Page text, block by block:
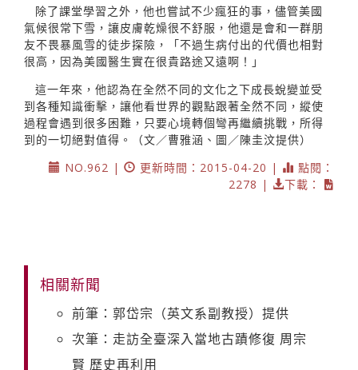
除了課堂學習之外，他也嘗試不少瘋狂的事，儘管美國
氣候很常下雪，讓皮膚乾燥很不舒服，他還是會和一群朋
友不畏暴風雪的徒步探險，「不過生病付出的代價也相對
很高，因為美國醫生實在很貴路途又遠啊！」
這一年來，他認為在全然不同的文化之下成長蛻變並受
到各種知識衝擊，讓他看世界的觀點跟著全然不同，縱使
過程會遇到很多困難，只要心境轉個彎再繼續挑戰，所得
到的一切絕對值得。（文／曹雅涵、圖／陳圭汶提供）
NO.962 |
更新時間：2015-04-20 |
點閱：
2278 |
下載：
相關新聞
前筆：郭岱宗（英文系副教授）提供
次筆：走訪全臺深入當地古蹟修復 周宗
賢 歷史再利用